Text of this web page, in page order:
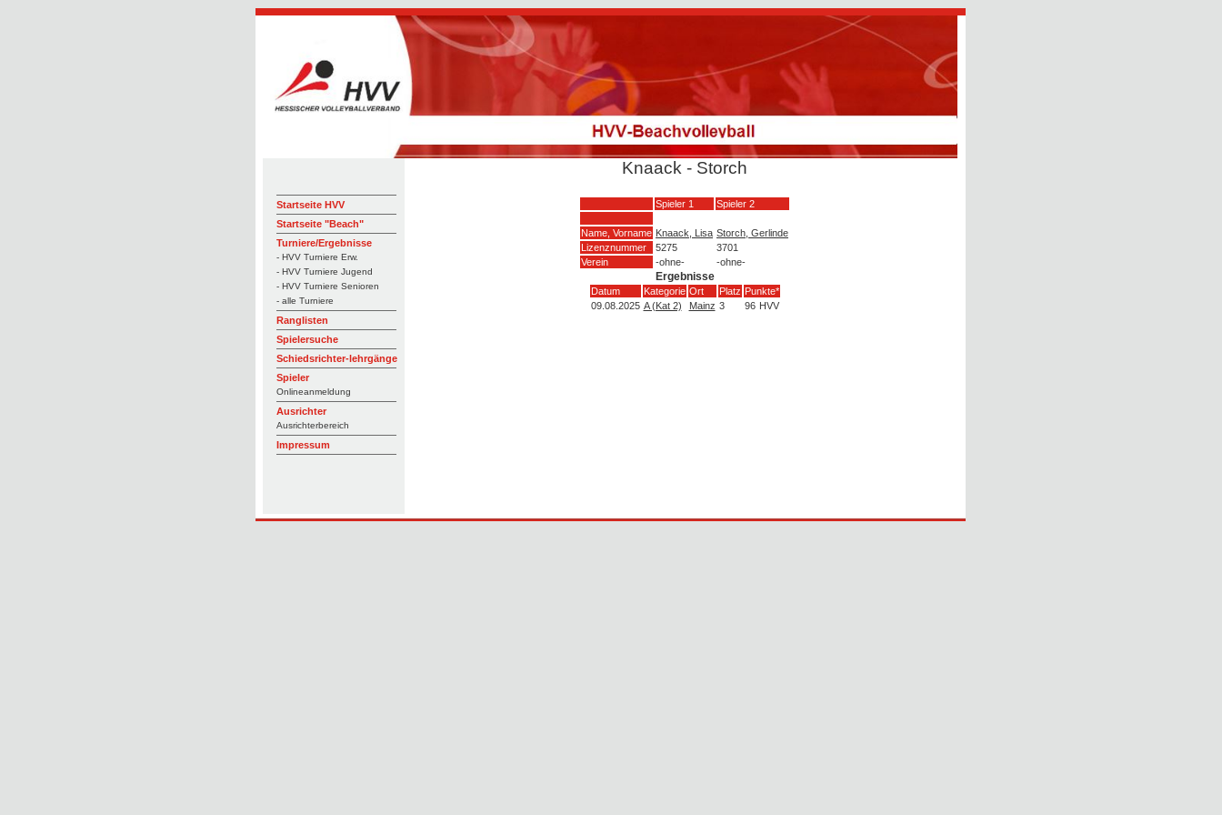
Startseite HVV
Startseite "Beach"
Turniere/Ergebnisse
- HVV Turniere Erw.
- HVV Turniere Jugend
- HVV Turniere Senioren
- alle Turniere
Ranglisten
Spielersuche
Schiedsrichter-lehrgänge
Spieler
Onlineanmeldung
Ausrichter
Ausrichterbereich
Impressum
Knaack - Storch
Spieler 1 Spieler 2
Name, Vorname Knaack, Lisa Storch, Gerlinde
Lizenznummer
5275
3701
Verein
-ohne- -ohne-
Ergebnisse
Datum Kategorie Ort Platz Punkte*
09.08.2025 A (Kat 2) Mainz 3 96 HVV